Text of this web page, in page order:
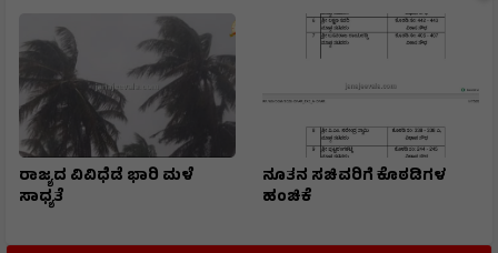
ರಾಜ್ಯದ ವಿವಿಧೆಡೆ ಭಾರಿ ಮಳೆ
ಸಾಧ್ಯತೆ
ನೂತನ ಸಚಿವರಿಗೆ ಕೊಠಡಿಗಳ
ಹಂಚಿಕೆ